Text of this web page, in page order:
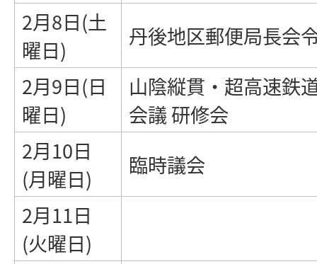
2月8日(土
曜日)
丹後地区郵便局長会
2月9日(日
曜日)
山陰縦貫・超高速鉄
会議 研修会
2月10日
(月曜日)
臨時議会
2月11日
(火曜日)